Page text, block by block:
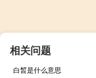
相关问题
白晳是什么意思